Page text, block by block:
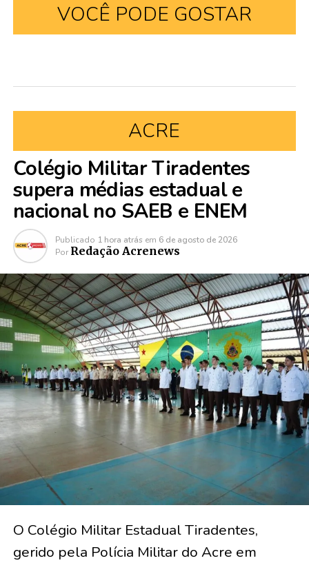
VOCÊ PODE GOSTAR
ACRE
Colégio Militar Tiradentes
supera médias estadual e
nacional no SAEB e ENEM
Publicado 1 hora atrás em 6 de agosto de 2026
Por Redação Acrenews
O Colégio Militar Estadual Tiradentes,
gerido pela Polícia Militar do Acre em